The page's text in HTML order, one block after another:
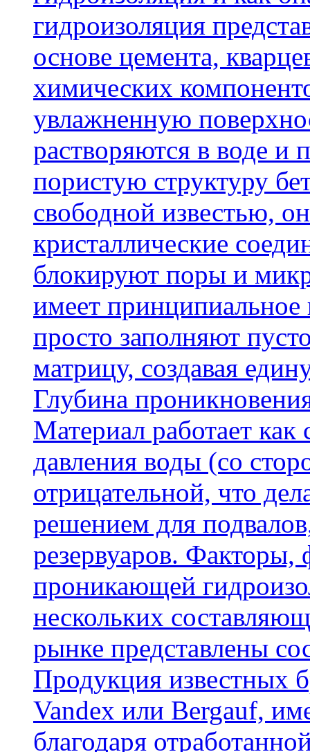
гидроизоляция
основе цемента,
химических
увлажненную
растворяются в воде и
пористую структуру
свободной известью,
кристаллические
блокируют поры и
имеет
просто заполняют
матрицу, создавая
Глубина
Материал работает
давления воды (со
отрицательной, что
решением для
резервуаров.
проникающей
нескольких
рынке представлены
Продукция известных
Vandex или Bergauf,
благодаря